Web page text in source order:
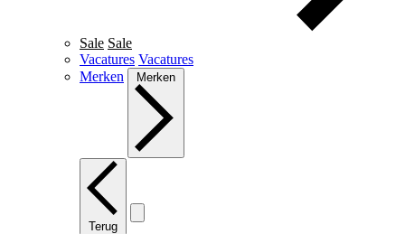
Sale Sale
Vacatures Vacatures
Merken
Merken
Terug